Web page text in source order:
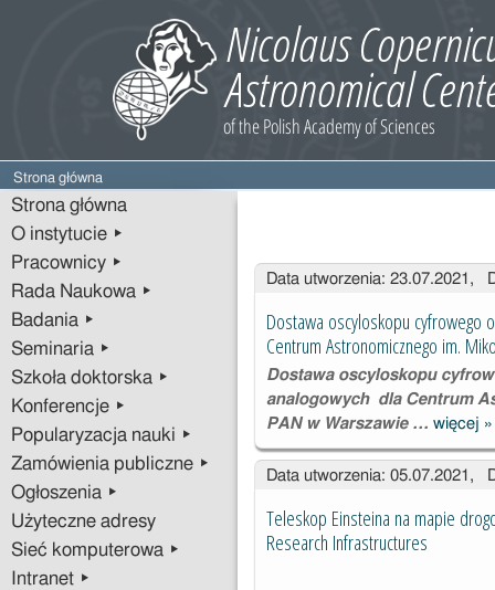
Strona główna
Strona główna
O instytucie ▸
Pracownicy ▸
Rada Naukowa ▸
Badania ▸
Seminaria ▸
Szkoła doktorska ▸
Konferencje ▸
Popularyzacja nauki ▸
Zamówienia publiczne ▸
Ogłoszenia ▸
Użyteczne adresy
Sieć komputerowa ▸
Intranet ▸
Wpisy
Data utworzenia: 23.07.2021,
Dostawa oscyloskopu cyfrowego
Centrum Astronomicznego im.
Dostawa oscyloskopu
analogowych dla Centrum
PAN w Warszawie … więcej »
Data utworzenia: 05.07.2021,
Teleskop Einsteina na mapie
Research Infrastructures